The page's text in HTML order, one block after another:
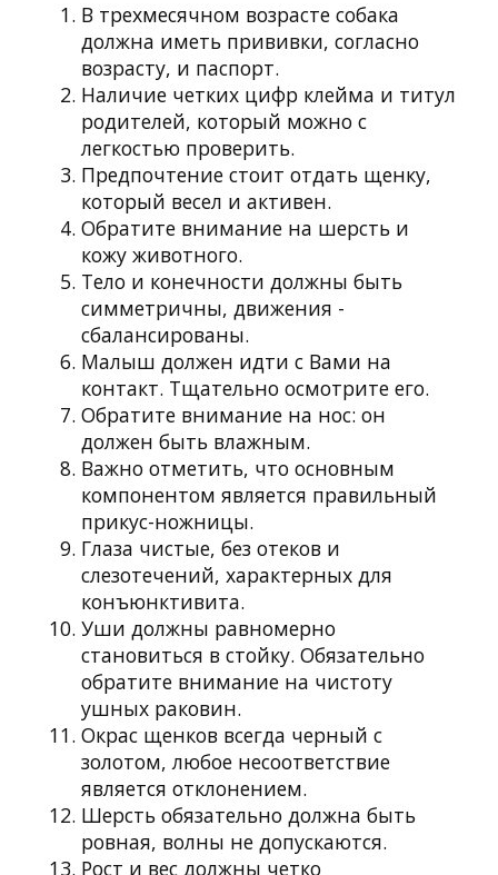
В трехмесячном возрасте собака
должна иметь прививки, согласно
возрасту, и паспорт.
Наличие четких цифр клейма и титул
родителей, который можно с
легкостью проверить.
Предпочтение стоит отдать щенку,
который весел и активен.
Обратите внимание на шерсть и
кожу животного.
Тело и конечности должны быть
симметричны, движения -
сбалансированы.
Малыш должен идти с Вами на
контакт. Тщательно осмотрите его.
Обратите внимание на нос: он
должен быть влажным.
Важно отметить, что основным
компонентом является правильный
прикус-ножницы.
Глаза чистые, без отеков и
слезотечений, характерных для
конъюнктивита.
Уши должны равномерно
становиться в стойку. Обязательно
обратите внимание на чистоту
ушных раковин.
Окрас щенков всегда черный с
золотом, любое несоответствие
является отклонением.
Шерсть обязательно должна быть
ровная, волны не допускаются.
Рост и вес должны четко